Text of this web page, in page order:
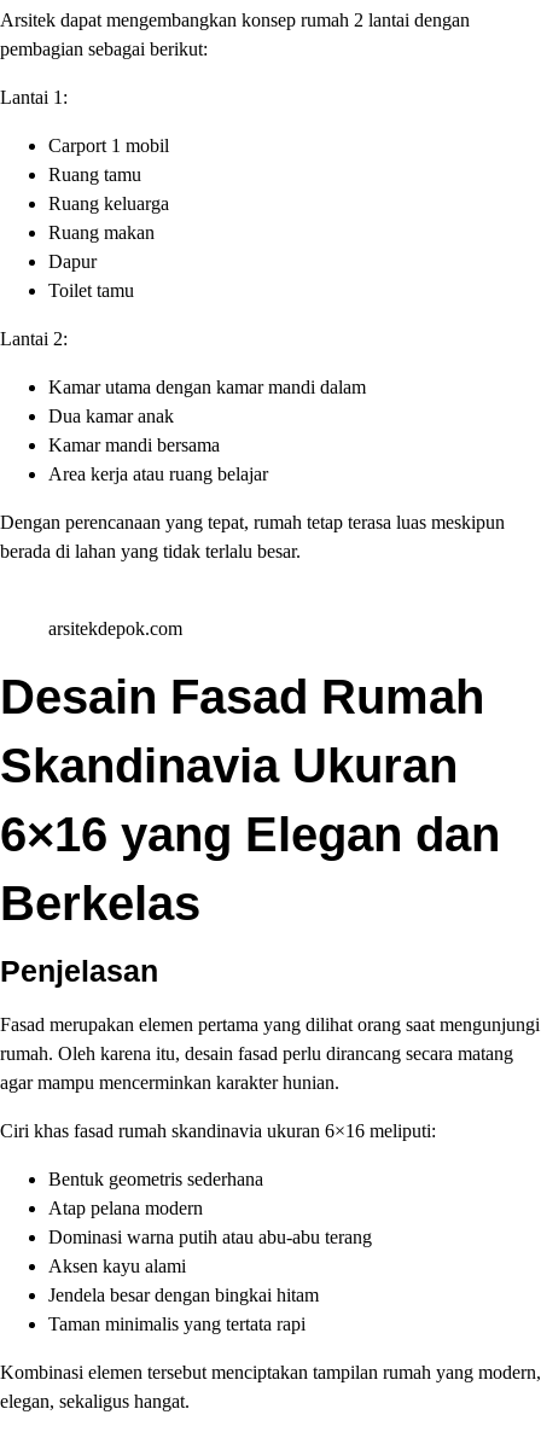
Arsitek dapat mengembangkan konsep rumah 2 lantai dengan
pembagian sebagai berikut:
Lantai 1:
Carport 1 mobil
Ruang tamu
Ruang keluarga
Ruang makan
Dapur
Toilet tamu
Lantai 2:
Kamar utama dengan kamar mandi dalam
Dua kamar anak
Kamar mandi bersama
Area kerja atau ruang belajar
Dengan perencanaan yang tepat, rumah tetap terasa luas meskipun
berada di lahan yang tidak terlalu besar.
arsitekdepok.com
Desain Fasad Rumah
Skandinavia Ukuran
6×16 yang Elegan dan
Berkelas
Penjelasan
Fasad merupakan elemen pertama yang dilihat orang saat mengunjungi
rumah. Oleh karena itu, desain fasad perlu dirancang secara matang
agar mampu mencerminkan karakter hunian.
Ciri khas fasad rumah skandinavia ukuran 6×16 meliputi:
Bentuk geometris sederhana
Atap pelana modern
Dominasi warna putih atau abu-abu terang
Aksen kayu alami
Jendela besar dengan bingkai hitam
Taman minimalis yang tertata rapi
Kombinasi elemen tersebut menciptakan tampilan rumah yang modern,
elegan, sekaligus hangat.